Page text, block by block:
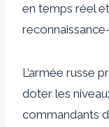
en temps réel
L’armée russe
doter les
commandants